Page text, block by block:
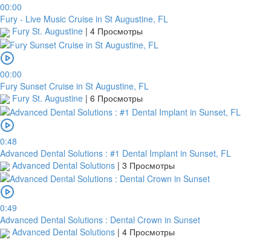
00:00
Fury - Live Music Cruise in St Augustine, FL
Fury St. Augustine | 4 Просмотры
00:00
Fury Sunset Cruise in St Augustine, FL
Fury St. Augustine | 6 Просмотры
0:48
Advanced Dental Solutions : #1 Dental Implant in Sunset, FL
Advanced Dental Solutions | 3 Просмотры
0:49
Advanced Dental Solutions : Dental Crown in Sunset
Advanced Dental Solutions | 4 Просмотры